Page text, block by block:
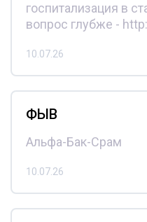
госпитализация в
вопрос глубже -
10.07.26
ФЫВ
Альфа-Бак-Срам
10.07.26